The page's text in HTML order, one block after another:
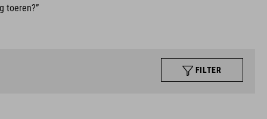
toeren?”
FILTER